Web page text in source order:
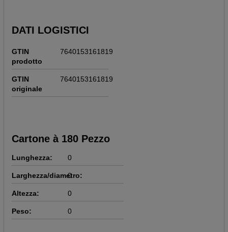
DATI LOGISTICI
GTIN
prodotto
7640153161819
GTIN
originale
7640153161819
Cartone à 180 Pezzo
Lunghezza: 0
Larghezza/diametro:
0
Altezza: 0
Peso: 0